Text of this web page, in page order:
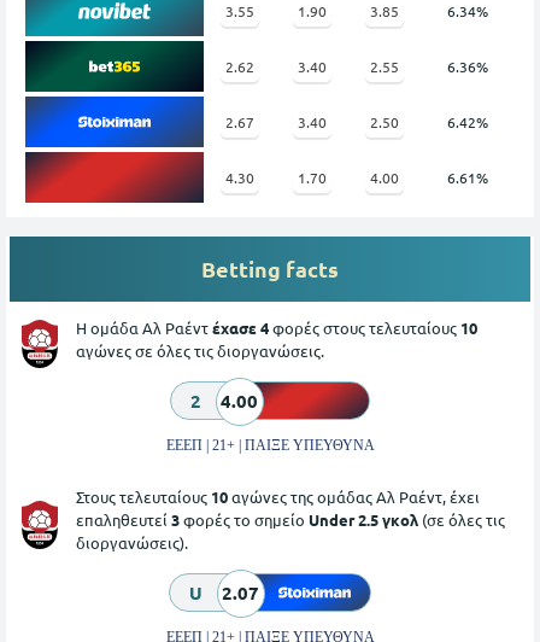
3.55 1.90 3.85 6.34%
2.62 3.40 2.55 6.36%
2.67 3.40 2.50 6.42%
4.30 1.70 4.00 6.61%
Betting facts
Η ομάδα Αλ Ραέντέχασε 4φορές στους τελευταίους 10
αγώνες σε όλες τις διοργανώσεις.
2 4.00
ΕΕΕΠ | 21+ | ΠΑΙΞΕ ΥΠΕΥΘΥΝΑ
Στους τελευταίους 10αγώνες της ομάδας Αλ Ραέντ, έχει
επαληθευτεί 3φορές το σημείο Under 2.5 γκολ (σε όλες τις
διοργανώσεις).
U 2.07
ΕΕΕΠ | 21+ | ΠΑΙΞΕ ΥΠΕΥΘΥΝΑ